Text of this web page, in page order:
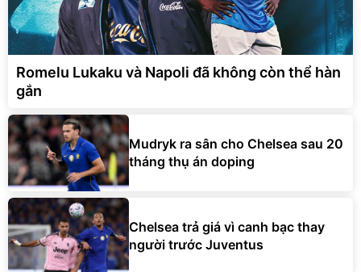
Romelu Lukaku và Napoli đã không còn thể hàn
gắn
Mudryk ra sân cho Chelsea sau 20
tháng thụ án doping
Chelsea trả giá vì canh bạc thay
người trước Juventus